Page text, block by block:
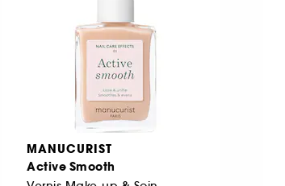
MANUCURIST
Active Smooth